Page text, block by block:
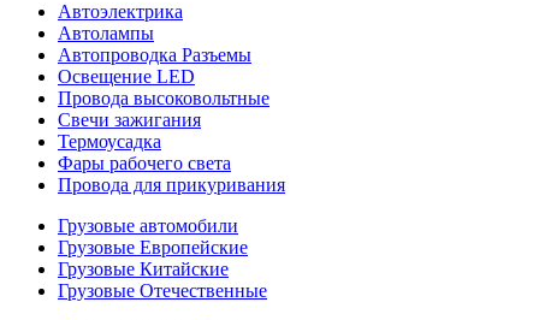
Автоэлектрика
Автолампы
Автопроводка Разъемы
Освещение LED
Провода высоковольтные
Свечи зажигания
Термоусадка
Фары рабочего света
Провода для прикуривания
Грузовые автомобили
Грузовые Европейские
Грузовые Китайские
Грузовые Отечественные